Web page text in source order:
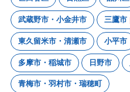
武蔵野市・小金井市 三鷹市
東久留米市・清瀬市 小平市
多摩市・稲城市 日野市
青梅市・羽村市・瑞穂町